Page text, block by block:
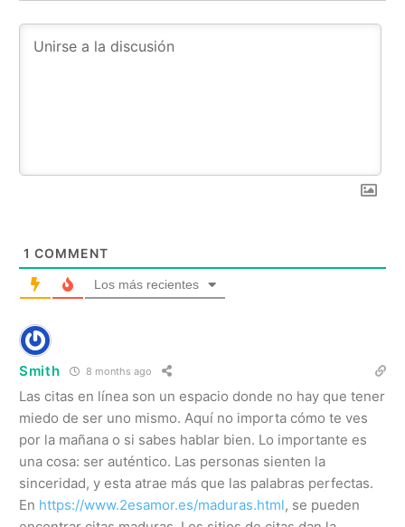
1 COMMENT
Los más recientes
Smith 8 months ago
Las citas en línea son un espacio donde no hay que tener
miedo de ser uno mismo. Aquí no importa cómo te ves
por la mañana o si sabes hablar bien. Lo importante es
una cosa: ser auténtico. Las personas sienten la
sinceridad, y esta atrae más que las palabras perfectas.
En https://www.2esamor.es/maduras.html, se pueden